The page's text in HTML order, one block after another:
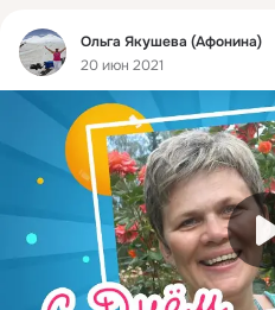
Фид
Ольга Якушева (Афонина)
20 июн 2021